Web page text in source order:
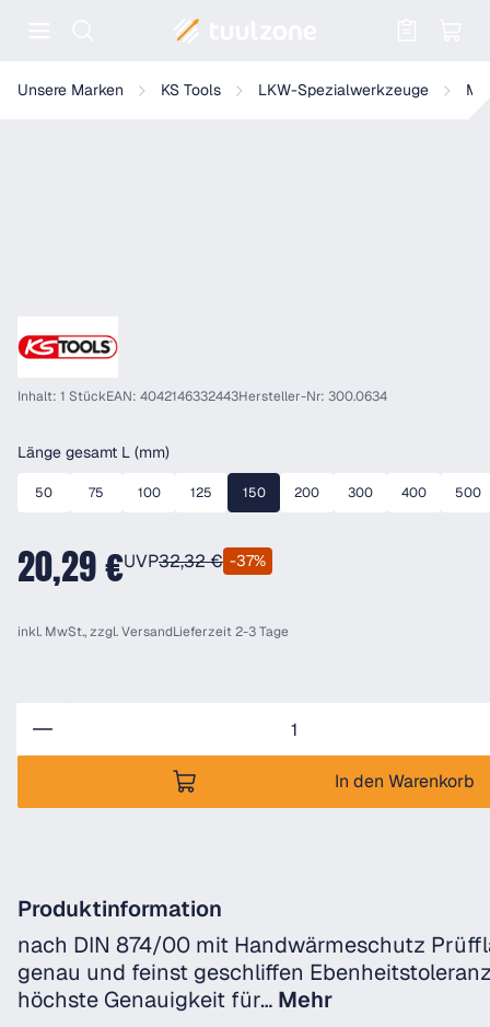
Unsere Marken KS Tools LKW-Spezialwerkzeuge
KS Tools Präzisions-Haarlineal
Inhalt: 1 StückEAN: 4042146332443Hersteller-Nr: 300.0634
Länge gesamt L (mm)auswählen
50 75 100 125 150 200 300 400 500
20,29 €UVP32,32 € -37%
inkl. MwSt., zzgl.VersandLieferzeit 2-3 Tage
In den Warenkorb
Produktinformation
nach DIN 874/00 mit Handwärmeschutz
genau und feinst geschliffen
höchste Genauigkeit für… Mehr